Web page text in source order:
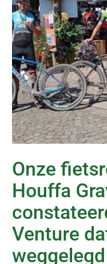
Onze
Houffa
Venture